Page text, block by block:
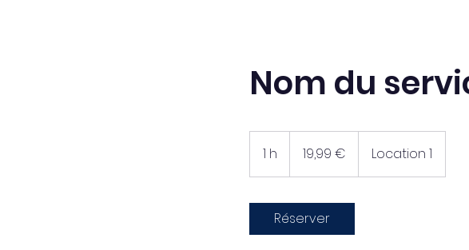
Nom du
1 h 19,99 € Location 1
Réserver